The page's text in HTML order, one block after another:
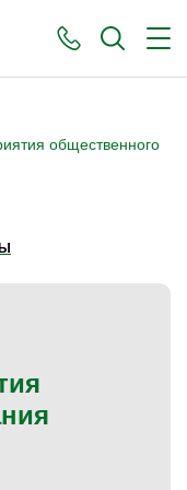
общественного